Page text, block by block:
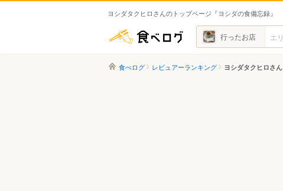
ヨシダタクヒロさんのトップページ『ヨシダの食備忘録』
食べログ 行ったお店
食べログ レビュアーランキング ヨシダタクヒロさん